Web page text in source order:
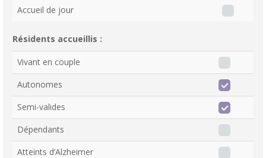
Accueil de jour
Résidents accueillis :
Vivant en couple
Autonomes
Semi-valides
Dépendants
Atteints d’Alzheimer